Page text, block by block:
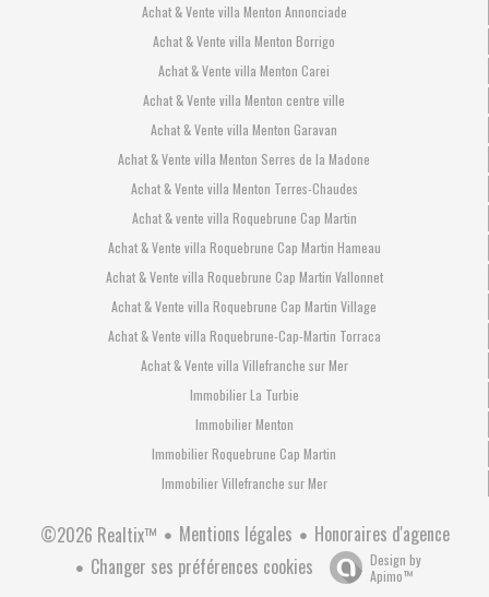
Achat & Vente villa Menton Annonciade
Achat & Vente villa Menton Borrigo
Achat & Vente villa Menton Carei
Achat & Vente villa Menton centre ville
Achat & Vente villa Menton Garavan
Achat & Vente villa Menton Serres de la Madone
Achat & Vente villa Menton Terres-Chaudes
Achat & vente villa Roquebrune Cap Martin
Achat & Vente villa Roquebrune Cap Martin Hameau
Achat & Vente villa Roquebrune Cap Martin Vallonnet
Achat & Vente villa Roquebrune Cap Martin Village
Achat & Vente villa Roquebrune-Cap-Martin Torraca
Achat & Vente villa Villefranche sur Mer
Immobilier La Turbie
Immobilier Menton
Immobilier Roquebrune Cap Martin
Immobilier Villefranche sur Mer
©2026 Realtix™ Mentions légales
Honoraires d'agence
Changer ses préférences cookies
Design by
Apimo™